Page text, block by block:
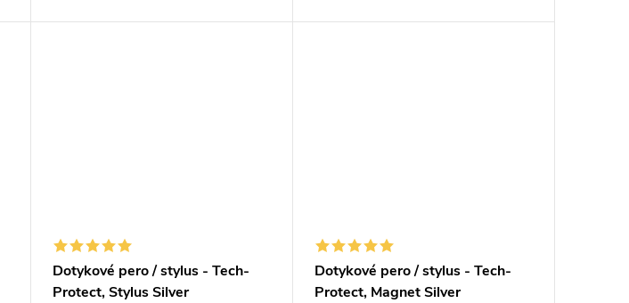
Dotykové pero / stylus - Tech-
Protect, Stylus Silver
Dotykové pero / stylus - Tech-
Protect, Magnet Silver